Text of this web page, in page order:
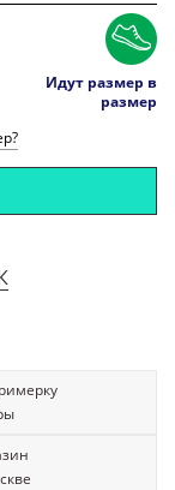
Идут размер в
размер